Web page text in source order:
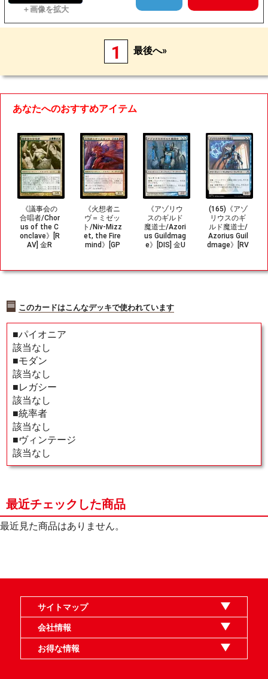
1 最後へ»
あなたへのおすすめアイテム
《議事会の
合唱者/Chor
us of the C
onclave》[R
AV] 金R
《火想者ニ
ヴ＝ミゼッ
ト/Niv-Mizz
et, the Fire
mind》[GP
《アゾリウ
スのギルド
魔道士/Azori
us Guildmag
e》[DIS] 金U
(165)《アゾ
リウスのギ
ルド魔道士/
Azorius Guil
dmage》[RV
このカードはこんなデッキで使われています
■パイオニア
該当なし
■モダン
該当なし
■レガシー
該当なし
■統率者
該当なし
■ヴィンテージ
該当なし
最近チェックした商品
最近見た商品はありません。
サイトマップ
オンラインショップ
買取
記事
選手一覧
デッキ検索
デッキ構築
イベント・大会
店舗のご案内
お問い合わせ
ヘルプ
FAQ
会社情報
利用規約
スタッフ募集
特定商取引法表示
個人情報保護指針
企業情報
お得な情報